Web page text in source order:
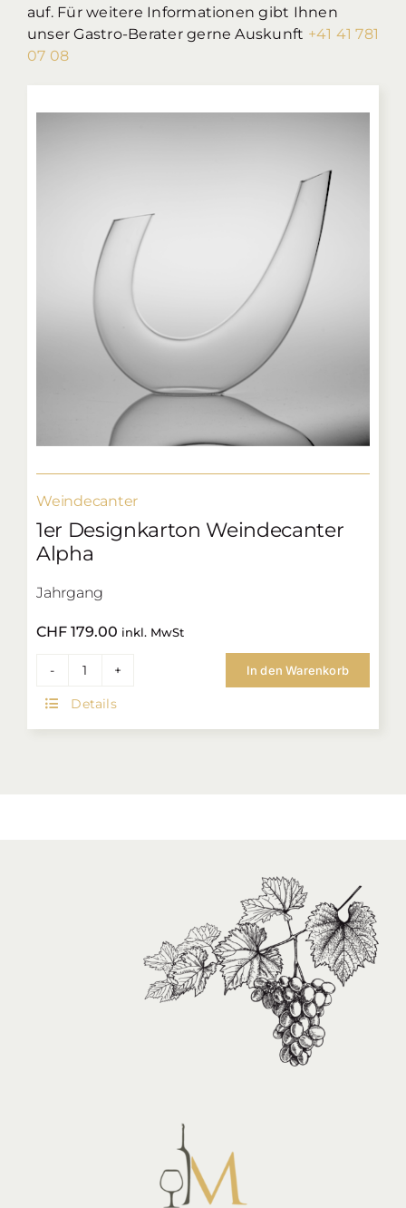
auf. Für weitere Informationen gibt Ihnen
unser Gastro-Berater gerne Auskunft +41 41 781
07 08
Weindecanter
1er Designkarton Weindecanter
Alpha
Jahrgang
CHF179.00 inkl. MwSt
1er
Designkarton
Alpha
In den Warenkorb
Details